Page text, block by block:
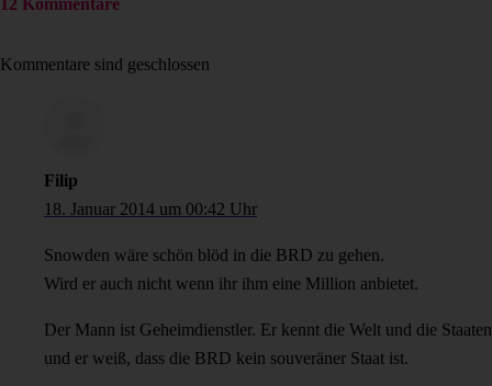
12 Kommentare
Kommentare sind geschlossen
Filip
18. Januar 2014 um 00:42 Uhr
Snowden wäre schön blöd in die BRD zu gehen.
Wird er auch nicht wenn ihr ihm eine Million anbietet.
Der Mann ist Geheimdienstler. Er kennt die Welt und die Staaten
und er weiß, dass die BRD kein souveräner Staat ist.